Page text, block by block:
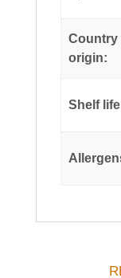
Country
origin:
Shelf